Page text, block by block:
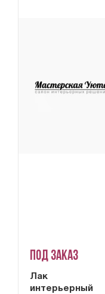
Под заказ
Лак
интерьерный